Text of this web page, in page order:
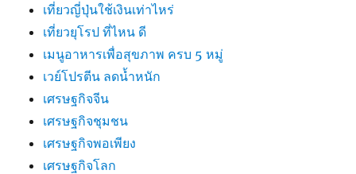
เที่ยวญี่ปุ่นใช้เงินเท่าไหร่
เที่ยวยุโรป ที่ไหน ดี
เมนูอาหารเพื่อสุขภาพ ครบ 5 หมู่
เวย์โปรตีน ลดน้ำหนัก
เศรษฐกิจจีน
เศรษฐกิจชุมชน
เศรษฐกิจพอเพียง
เศรษฐกิจโลก